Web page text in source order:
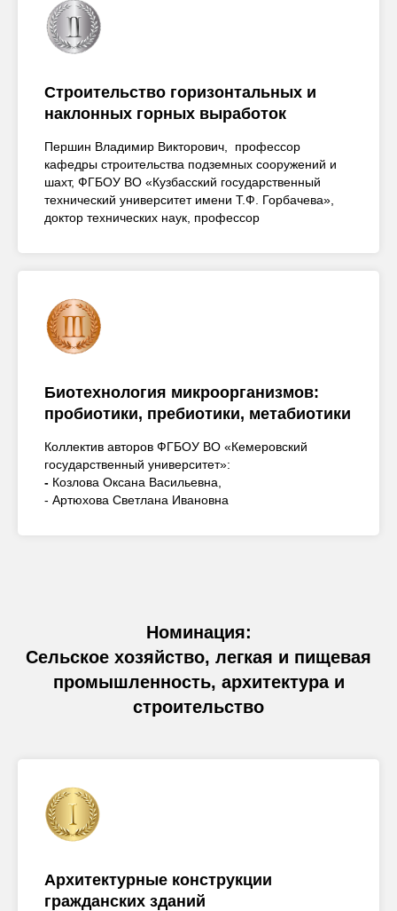
Строительство горизонтальных и
наклонных горных выработок
Першин Владимир Викторович, профессор
кафедры строительства подземных сооружений и
шахт, ФГБОУ ВО «Кузбасский государственный
технический университет имени Т.Ф. Горбачева»,
доктор технических наук, профессор
Биотехнология микроорганизмов:
пробиотики, пребиотики, метабиотики
Коллектив авторов ФГБОУ ВО «Кемеровский
государственный университет»:
- Козлова Оксана Васильевна,
- Артюхова Светлана Ивановна
Номинация:
Сельское хозяйство, легкая и пищевая
промышленность, архитектура и
строительство
Архитектурные конструкции
гражданских зданий